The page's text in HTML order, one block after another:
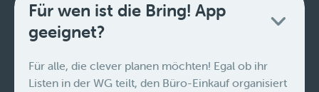
Für wen ist die Bring! App
geeignet?
Für alle, die clever planen möchten! Egal ob ihr
Listen in der WG teilt, den Büro-Einkauf organisiert